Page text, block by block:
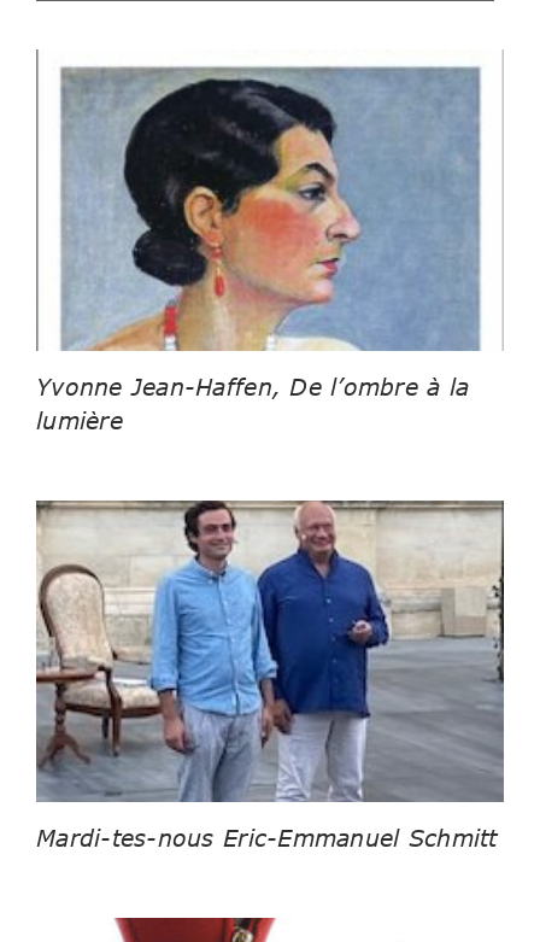
Yvonne Jean-Haffen, De l’ombre à la
lumière
Mardi-tes-nous Eric-Emmanuel Schmitt